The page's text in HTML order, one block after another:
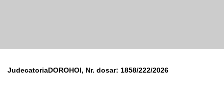
JudecatoriaDOROHOI, Nr. dosar: 1858/222/2026